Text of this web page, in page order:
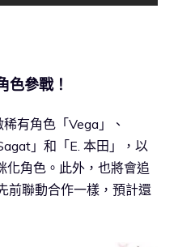
參戰！
有角色「Vega」、
」和「E. 本田」，以
化角色。此外，也將會追
前聯動合作一樣，預計還